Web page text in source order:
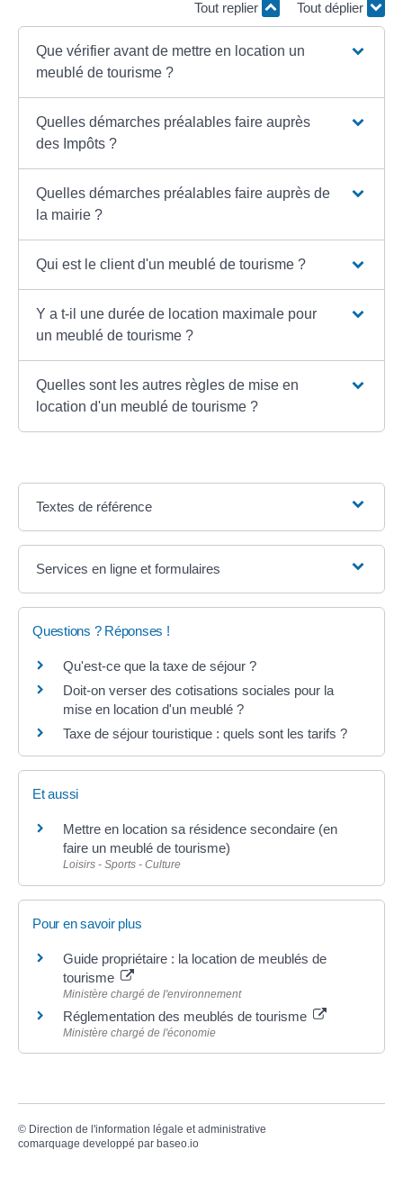
Tout replier Tout déplier
Que vérifier avant de mettre en location un
meublé de tourisme ?
Quelles démarches préalables faire auprès
des Impôts ?
Quelles démarches préalables faire auprès de
la mairie ?
Qui est le client d'un meublé de tourisme ?
Y a t-il une durée de location maximale pour
un meublé de tourisme ?
Quelles sont les autres règles de mise en
location d'un meublé de tourisme ?
Textes de référence
Services en ligne et formulaires
Questions ? Réponses !
Qu'est-ce que la taxe de séjour ?
Doit-on verser des cotisations sociales pour la
mise en location d'un meublé ?
Taxe de séjour touristique : quels sont les tarifs ?
Et aussi
Mettre en location sa résidence secondaire (en
faire un meublé de tourisme)
Loisirs - Sports - Culture
Pour en savoir plus
Guide propriétaire : la location de meublés de
tourisme
Ministère chargé de l'environnement
Réglementation des meublés de tourisme
Ministère chargé de l'économie
© Direction de l'information légale et administrative
comarquage developpé par baseo.io